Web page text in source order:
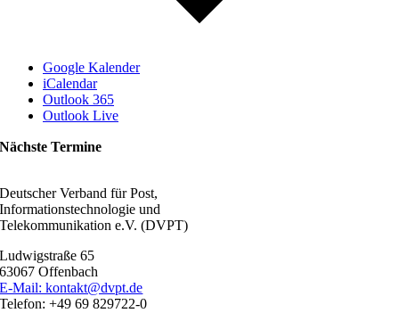
Google Kalender
iCalendar
Outlook 365
Outlook Live
Nächste Termine
Deutscher Verband für Post,
Informationstechnologie und
Telekommunikation e.V. (DVPT)
Ludwigstraße 65
63067 Offenbach
E-Mail: kontakt@dvpt.de
Telefon: +49 69 829722-0